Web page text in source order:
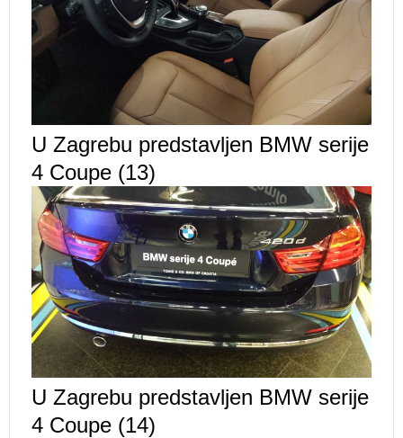
U Zagrebu predstavljen BMW serije
4 Coupe (13)
U Zagrebu predstavljen BMW serije
4 Coupe (14)